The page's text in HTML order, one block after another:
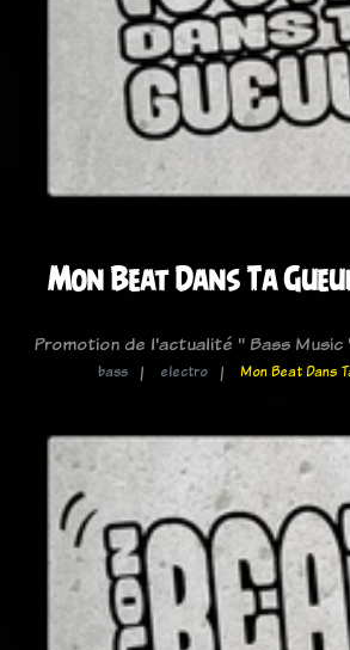
Mon Beat Dans Ta
Promotion de l'actualité " Bass Music
bass electro Mon Beat Dans